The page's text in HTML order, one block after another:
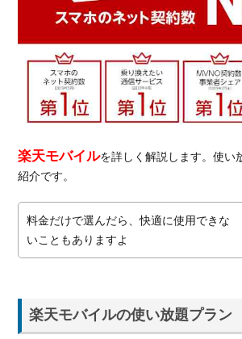
楽天モバイルを詳しく解説します。使い
紹介です。
料金だけで選んだら、快適に使用できな
いこともありますよ
楽天モバイルの使い放題プラン